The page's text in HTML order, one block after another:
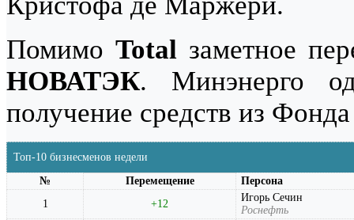
ПомимоTotal заметное
НОВАТЭК. Минэнерго
получение средств из
Топ-10 бизнесменов недели
№
Перемещение
Персона
1
+12
Игорь Сечин
Роснефть